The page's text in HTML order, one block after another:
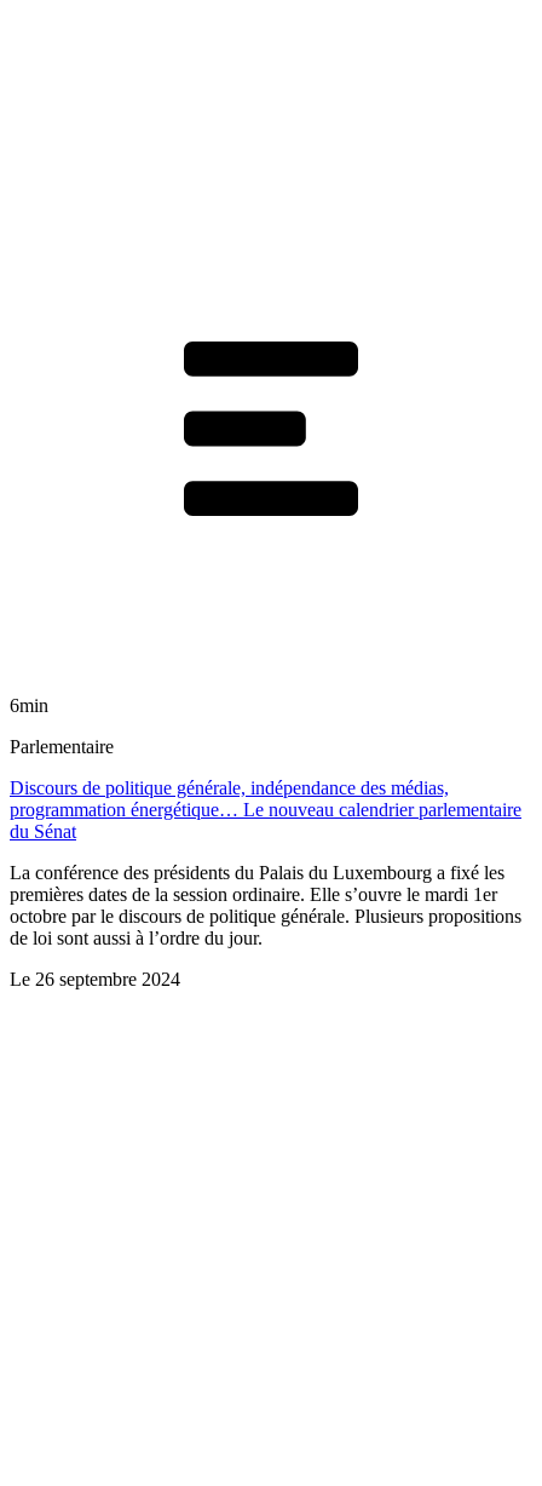
6min
Parlementaire
Discours de politique générale, indépendance des médias,
programmation énergétique… Le nouveau calendrier parlementaire
du Sénat
La conférence des présidents du Palais du Luxembourg a fixé les
premières dates de la session ordinaire. Elle s’ouvre le mardi 1er
octobre par le discours de politique générale. Plusieurs propositions
de loi sont aussi à l’ordre du jour.
Le 26 septembre 2024